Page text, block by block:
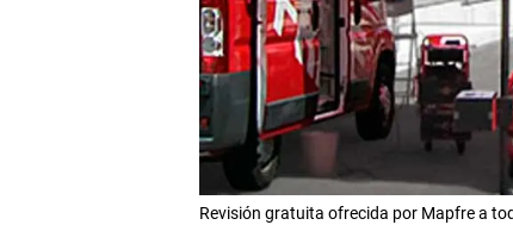
Revisión gratuita ofrecida por Mapfre a